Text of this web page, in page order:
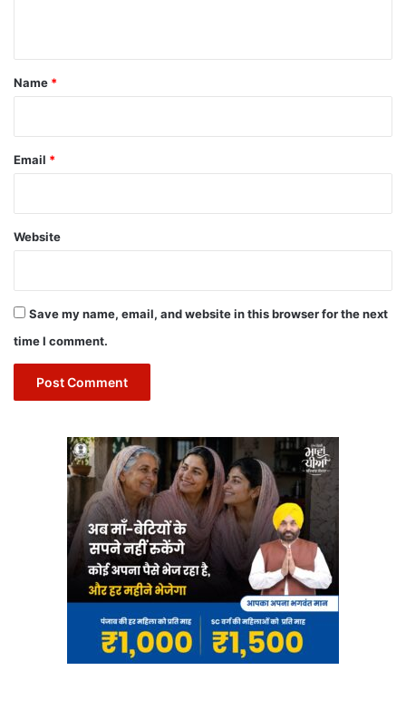
*
Name *
Email *
Website
Save my name, email, and website in this browser for the next
time I comment.